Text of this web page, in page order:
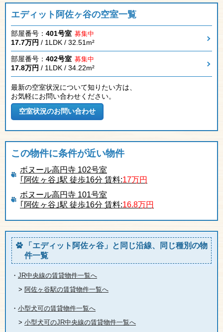
エディット阿佐ヶ谷の空室一覧
部屋番号： 401号室 募集中
17.7万円 / 1LDK / 32.51m²
部屋番号： 402号室 募集中
17.8万円 / 1LDK / 34.22m²
最新の空室状況について知りたい方は、
お気軽にお問い合わせください。
この物件に条件が近い物件
ボヌール高円寺 102号室
｢阿佐ヶ谷｣駅 徒歩16分 賃料:17万円
ボヌール高円寺 101号室
｢阿佐ヶ谷｣駅 徒歩16分 賃料:16.8万円
「エディット阿佐ヶ谷」と同じ沿線、同じ種別の物
件一覧
・ JR中央線の賃貸物件一覧へ
> 阿佐ヶ谷駅の賃貸物件一覧へ
・ 小型犬可の賃貸物件一覧へ
> 小型犬可のJR中央線の賃貸物件一覧へ